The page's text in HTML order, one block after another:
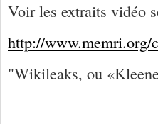
Voir les extraits vidéo
http://www.memri.org/
"Wikileaks, ou